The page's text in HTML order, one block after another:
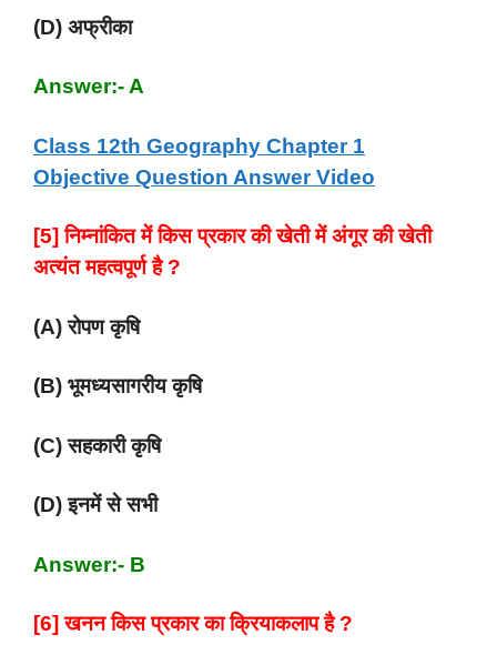
(D) अफ्रीका
Answer:- A
Class 12th Geography Chapter 1
Objective Question Answer Video
[5] निम्नांकित में किस प्रकार की खेती में अंगूर की खेती
अत्यंत महत्वपूर्ण है ?
(A) रोपण कृषि
(B) भूमध्यसागरीय कृषि
(C) सहकारी कृषि
(D) इनमें से सभी
Answer:- B
[6] खनन किस प्रकार का क्रियाकलाप है ?